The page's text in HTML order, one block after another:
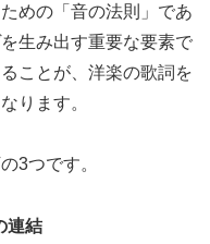
めの「音の法則」であ
生み出す重要な要素で
ことが、洋楽の歌詞を
ります。
3つです。
連結